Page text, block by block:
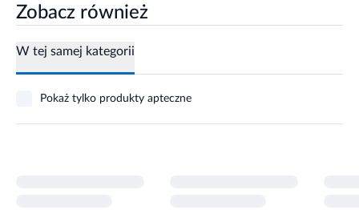
Zobacz również
W tej samej kategorii
Pokaż tylko produkty apteczne